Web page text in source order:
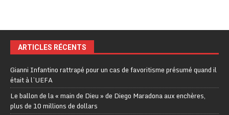
ARTICLES RÉCENTS
Gianni Infantino rattrapé pour un cas de favoritisme présumé quand il
était à l’UEFA
Le ballon de la « main de Dieu » de Diego Maradona aux enchères,
plus de 10 millions de dollars